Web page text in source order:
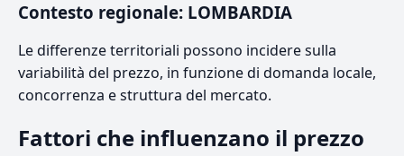
Contesto regionale: LOMBARDIA
Le differenze territoriali possono incidere sulla
variabilità del prezzo, in funzione di domanda locale,
concorrenza e struttura del mercato.
Fattori che influenzano il prezzo